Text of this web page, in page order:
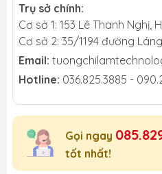
Trụ sở chính:
Cơ sở 1: 153 Lê Thanh Nghị,
Cơ sở 2: 35/1194 đường
Email:
Hotline: 036.825.3885 -
Gọi ngay
tốt nhất!